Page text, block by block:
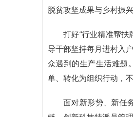
脱贫攻坚成果与乡村振
打好“行业精准帮
导干部坚持每月进村入
众遇到的生产生活难题
单、转化为组织行动，
面对新形势、新任